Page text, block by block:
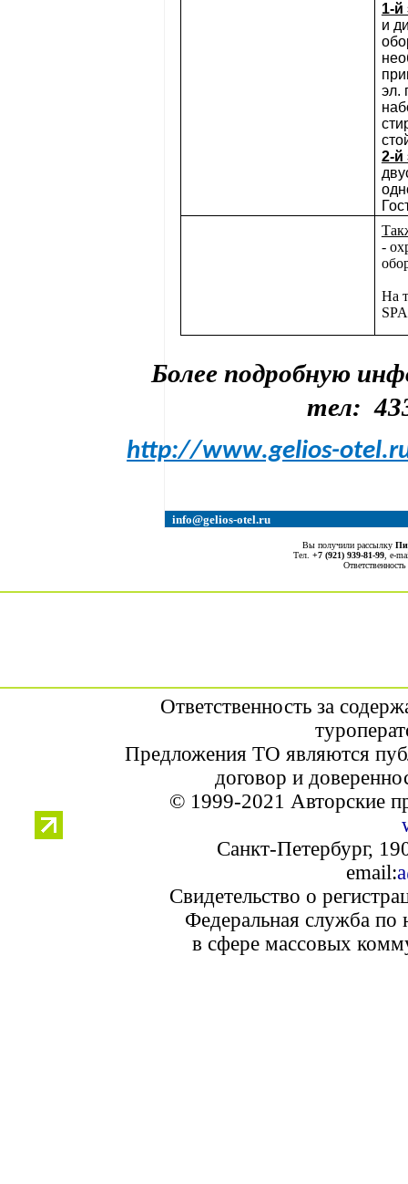
1-й
и
эл.
2-й
-
На
SPA
Более подробную
тел:
http://www.gelios-
info@gelios-otel.ru
Вы получили рассылку
Тел. +7 (921) 939-81-99, е-
Ответственность за
Предложения ТО являются
договор и
© 1999-2021 Авторские
Санкт-Петербург,
email:
Свидетельство о
Федеральная служба по
в сфере массовых